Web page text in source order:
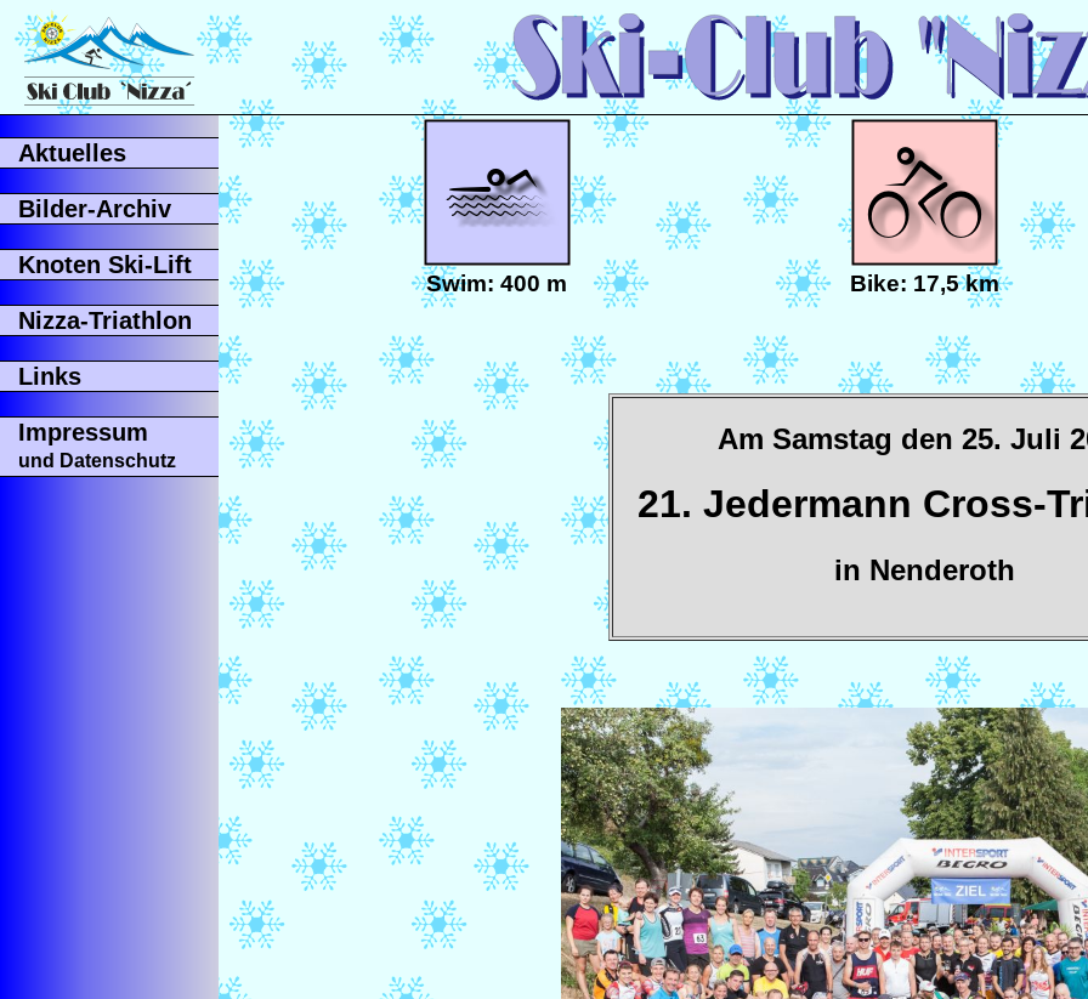
Aktuelles
Bilder-Archiv
Knoten Ski-Lift
Nizza-Triathlon
Links
Impressum
und Datenschutz
Swim: 400 m Bike: 17,5 km
Am Samstag den 25. Juli
21. Jedermann Cross-
in Nenderoth